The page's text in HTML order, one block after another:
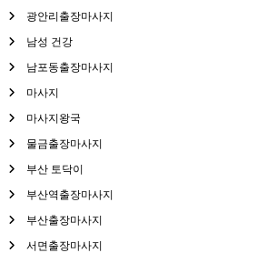
광안리출장마사지
남성 건강
남포동출장마사지
마사지
마사지왕국
물금출장마사지
부산 토닥이
부산역출장마사지
부산출장마사지
서면출장마사지